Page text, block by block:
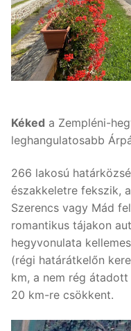
Kéked a Zempléni-
leghangulatosabb
266 lakosú
északkeletre fekszik,
Szerencs vagy Mád
romantikus tájakon
hegyvonulata
(régi határátkelőn
km, a nem rég
20 km-re csökkent.